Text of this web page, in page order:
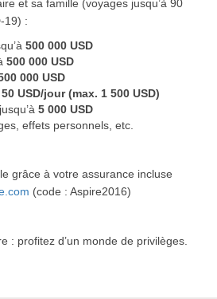
et sa famille (voyages jusqu’à 90
19) :
500 000 USD
500 000 USD
000 USD
50 USD/jour (max. 1 500 USD)
5 000 USD
effets personnels, etc.
grâce à votre assurance incluse
(code : Aspire2016)
: profitez d’un monde de privilèges.